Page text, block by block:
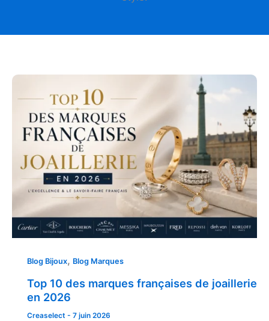
Blog Bijoux, Blog Marques
Top 10 des marques françaises de joaillerie
en 2026
Creaselect - 7 juin 2026